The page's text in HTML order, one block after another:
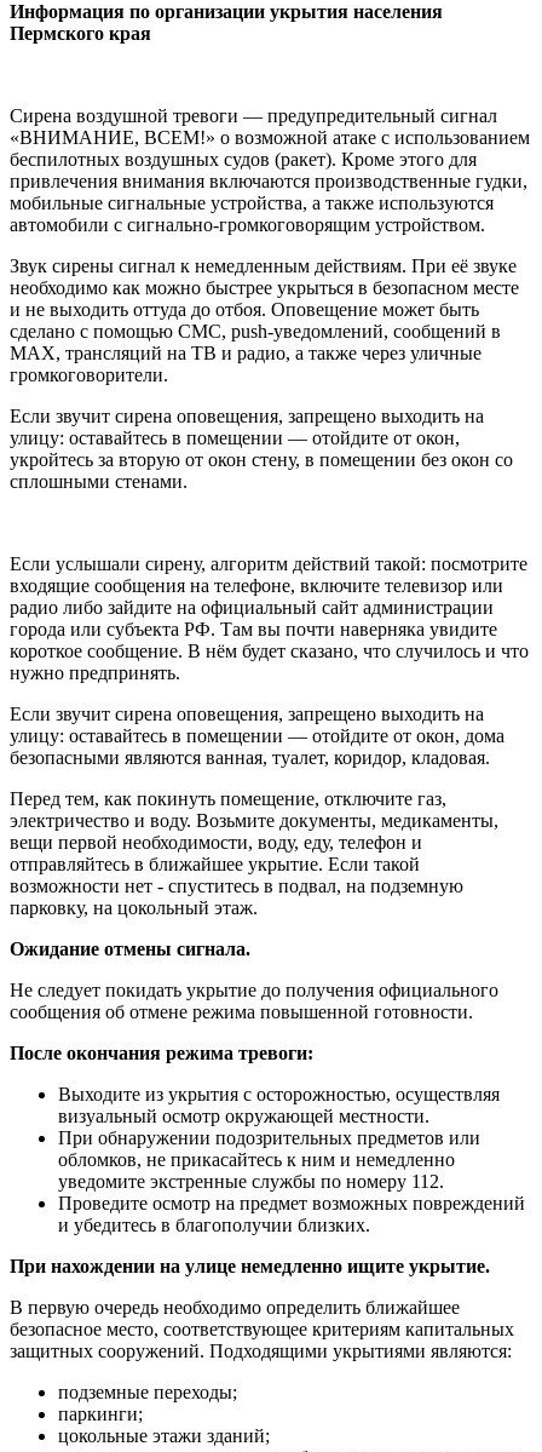
Информация по организации укрытия населения
Пермского края
Сирена воздушной тревоги — предупредительный сигнал
«ВНИМАНИЕ, ВСЕМ!» о возможной атаке с использованием
беспилотных воздушных судов (ракет). Кроме этого для
привлечения внимания включаются производственные гудки,
мобильные сигнальные устройства, а также используются
автомобили с сигнально-громкоговорящим устройством.
Звук сирены сигнал к немедленным действиям. При её звуке
необходимо как можно быстрее укрыться в безопасном месте
и не выходить оттуда до отбоя. Оповещение может быть
сделано с помощью СМС, push-уведомлений, сообщений в
МАХ, трансляций на ТВ и радио, а также через уличные
громкоговорители.
Если звучит сирена оповещения, запрещено выходить на
улицу: оставайтесь в помещении — отойдите от окон,
укройтесь за вторую от окон стену, в помещении без окон со
сплошными стенами.
Если услышали сирену, алгоритм действий такой: посмотрите
входящие сообщения на телефоне, включите телевизор или
радио либо зайдите на официальный сайт администрации
города или субъекта РФ. Там вы почти наверняка увидите
короткое сообщение. В нём будет сказано, что случилось и что
нужно предпринять.
Если звучит сирена оповещения, запрещено выходить на
улицу: оставайтесь в помещении — отойдите от окон, дома
безопасными являются ванная, туалет, коридор, кладовая.
Перед тем, как покинуть помещение, отключите газ,
электричество и воду. Возьмите документы, медикаменты,
вещи первой необходимости, воду, еду, телефон и
отправляйтесь в ближайшее укрытие. Если такой
возможности нет - спуститесь в подвал, на подземную
парковку, на цокольный этаж.
Ожидание отмены сигнала.
Не следует покидать укрытие до получения официального
сообщения об отмене режима повышенной готовности.
После окончания режима тревоги:
Выходите из укрытия с осторожностью, осуществляя
визуальный осмотр окружающей местности.
При обнаружении подозрительных предметов или
обломков, не прикасайтесь к ним и немедленно
уведомите экстренные службы по номеру 112.
Проведите осмотр на предмет возможных повреждений
и убедитесь в благополучии близких.
При нахождении на улице немедленно ищите укрытие.
В первую очередь необходимо определить ближайшее
безопасное место, соответствующее критериям капитальных
защитных сооружений. Подходящими укрытиями являются:
подземные переходы;
паркинги;
цокольные этажи зданий;